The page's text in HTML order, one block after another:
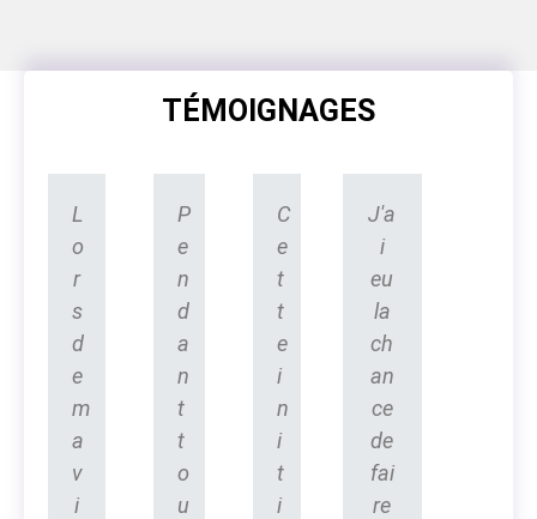
TÉMOIGNAGES
L
o
r
s
d
e
m
a
v
i
P
e
n
d
a
n
t
t
o
u
C
e
t
t
e
i
n
i
t
i
J'a
i
eu
la
ch
an
ce
de
fai
re